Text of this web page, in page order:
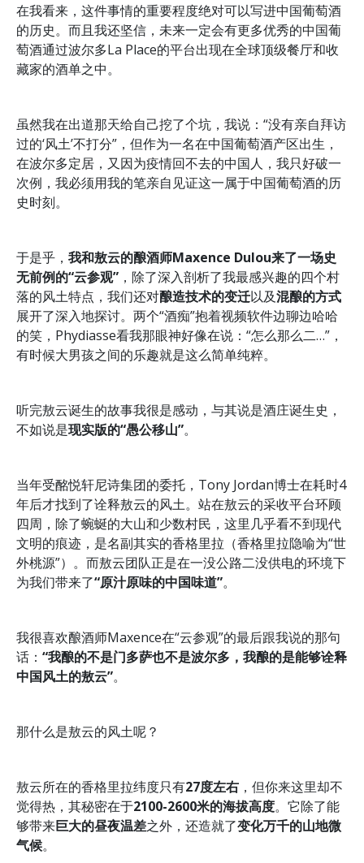
在我看来，这件事情的重要程度绝对可以写进中国葡萄酒
的历史。而且我还坚信，未来一定会有更多优秀的中国葡
萄酒通过波尔多La Place的平台出现在全球顶级餐厅和收
藏家的酒单之中。
虽然我在出道那天给自己挖了个坑，我说：“没有亲自拜访
过的‘风土’不打分”，但作为一名在中国葡萄酒产区出生，
在波尔多定居，又因为疫情回不去的中国人，我只好破一
次例，我必须用我的笔亲自见证这一属于中国葡萄酒的历
史时刻。
于是乎， 我和敖云的酿酒师Maxence Dulou来了一场史
无前例的“云参观” ，除了深入剖析了我最感兴趣的四个村
落的风土特点，我们还对酿造技术的变迁以及混酿的方式
展开了深入地探讨。两个“酒痴”抱着视频软件边聊边哈哈
的笑，Phydiasse看我那眼神好像在说：“怎么那么二…”，
有时候大男孩之间的乐趣就是这么简单纯粹。
听完敖云诞生的故事我很是感动，与其说是酒庄诞生史，
不如说是现实版的“愚公移山”。
当年受酩悦轩尼诗集团的委托，Tony Jordan博士在耗时4
年后才找到了诠释敖云的风土。站在敖云的采收平台环顾
四周，除了蜿蜒的大山和少数村民，这里几乎看不到现代
文明的痕迹，是名副其实的香格里拉（香格里拉隐喻为“世
外桃源”）。而敖云团队正是在一没公路二没供电的环境下
为我们带来了“原汁原味的中国味道”。
我很喜欢酿酒师Maxence在“云参观”的最后跟我说的那句
话： “我酿的不是门多萨也不是波尔多，我酿的是能够诠释
中国风土的敖云”。
那什么是敖云的风土呢？
敖云所在的香格里拉纬度只有27度左右 ，但你来这里却不
觉得热，其秘密在于2100-2600米的海拔高度。它除了能
够带来巨大的昼夜温差之外，还造就了变化万千的山地微
气候。